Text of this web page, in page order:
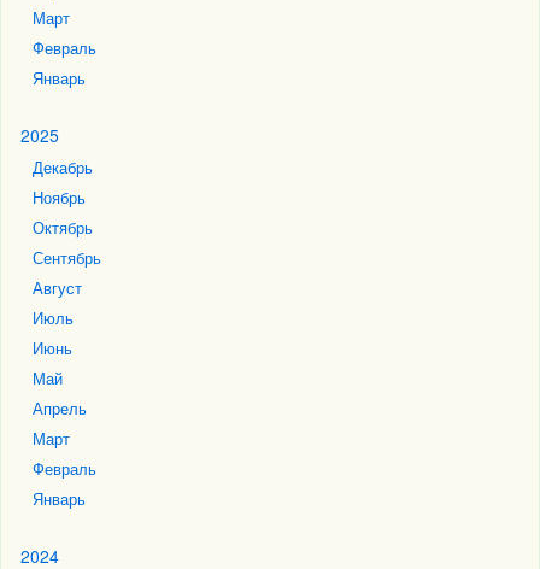
Март
Февраль
Январь
2025
Декабрь
Ноябрь
Октябрь
Сентябрь
Август
Июль
Июнь
Май
Апрель
Март
Февраль
Январь
2024